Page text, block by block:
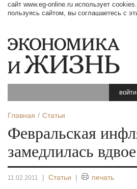
сайт www.eg-online.ru использует cookies.
пользуясь сайтом, вы соглашаетесь с
войти
Главная Статьи
Февральская
замедлилась вдвое
11.02.2011 | Статьи | печать